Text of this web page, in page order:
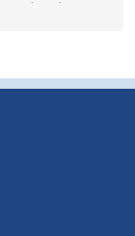
e mai
famiglie con
colazione. Altro